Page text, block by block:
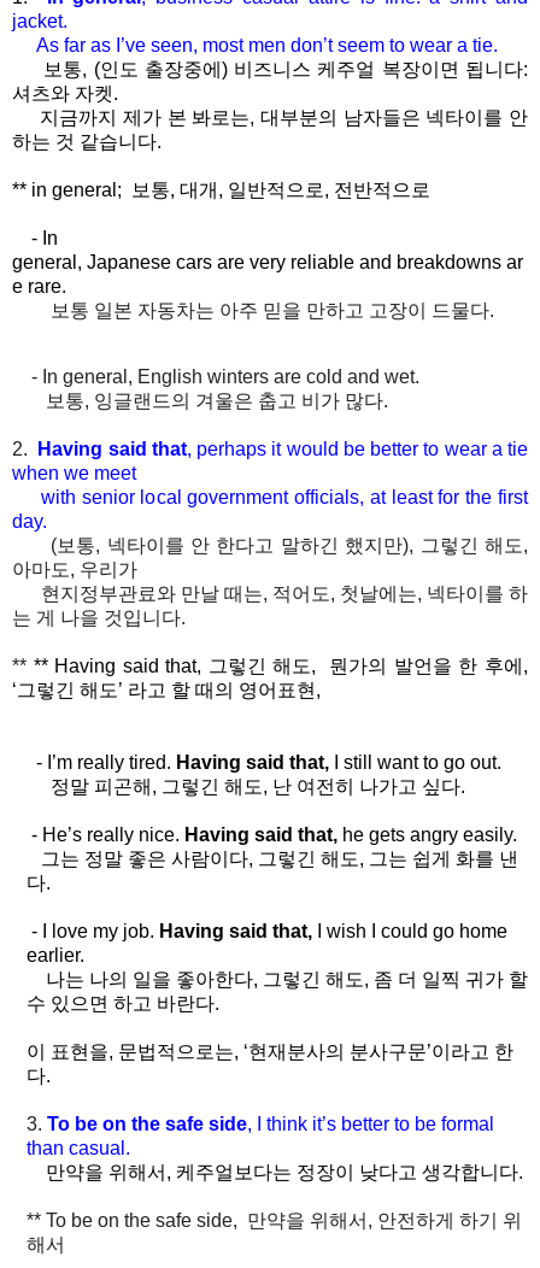
jacket.
As far as I’ve seen, most men don’t seem to wear a tie.
보통, (인도 출장중에) 비즈니스 케주얼 복장이면 됩니다:
셔츠와 자켓.
지금까지 제가 본 봐로는, 대부분의 남자들은 넥타이를 안
하는 것 같습니다.
** in general; 보통, 대개 , 일반적으로, 전반적으로
- In
general, Japanese cars are very reliable and breakdowns ar
e rare.
보통 일본 자동차는 아주 믿을 만하고 고장이 드물다.
- In general, English winters are cold and wet.
보통, 잉글랜드의 겨울은 춥고 비가 많다.
2. Having said that, perhaps it would be better to wear a tie
when we meet
with senior local government officials, at least for the first
day.
(보통, 넥타이를 안 한다고 말하긴 했지만), 그렇긴 해도,
아마도, 우리가
현지정부관료와 만날 때는, 적어도, 첫날에는, 넥타이를 하
는 게 나을 것입니다.
** ** Having said that, 그렇긴 해도, 뭔가의 발언을 한 후에 ,
‘그렇긴 해도’ 라고 할 때의 영어표현,
- I’m really tired. Having said that,
I still want to go out.
정말 피곤해 , 그렇긴 해도, 난 여전히 나가고 싶다.
- He’s really nice. Having said that, he gets angry easily.
그는 정말 좋은 사람이다, 그렇긴 해도, 그는 쉽게 화를 낸
다.
- I love my job. Having said that, I wish I could go home
earlier.
나는 나의 일을 좋아한다, 그렇긴 해도, 좀 더 일찍 귀가 할
수 있으면 하고 바란다.
이 표현을, 문법적으로는, ‘현재분사의 분사구문’이라고 한
다.
3. To be on the safe side, I think it’s better to be formal
than casual.
만약을 위해서, 케주얼보다는 정장이 낮다고 생각합니다.
** To be on the safe side, 만약을 위해서, 안전하게 하기 위
해서